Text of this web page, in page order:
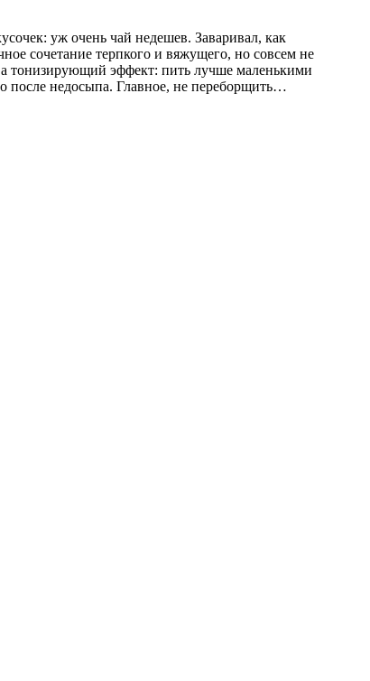
уж очень чай недешев. Заваривал, как
сочетание терпкого и вяжущего, но совсем не
а тонизирующий эффект: пить лучше маленькими
после недосыпа. Главное, не переборщить…